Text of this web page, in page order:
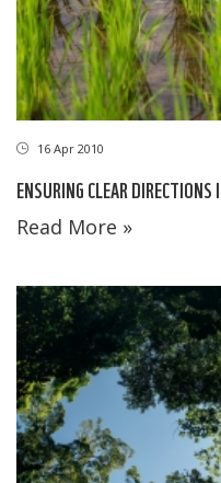
16 Apr 2010
ENSURING CLEAR
Read More »